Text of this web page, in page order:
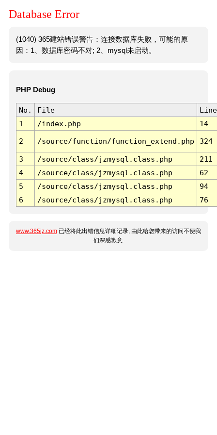
Database Error
(1040) 365建站错误警告：连接数据库失败，可能的原
因：1、数据库密码不对; 2、mysql未启动。
PHP Debug
No. File
Line
1
/index.php 14
2 /source/function/function_extend.php 324
3 /source/class/jzmysql.class.php
211
4
/source/class/jzmysql.class.php
62
5
/source/class/jzmysql.class.php
94
6
/source/class/jzmysql.class.php 76
www.365jz.com 已经将此出错信息详细记录, 由此给您带来的访问不便我
们深感歉意.